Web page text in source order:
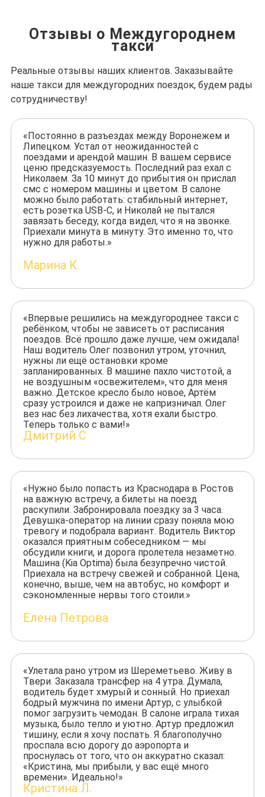
Отзывы о Междугороднем
такси
Реальные отзывы наших клиентов. Заказывайте
наше такси для междугородних поездок, будем рады
сотрудничеству!
«Постоянно в разъездах между Воронежем и
Липецком. Устал от неожиданностей с
поездами и арендой машин. В вашем сервисе
ценю предсказуемость. Последний раз ехал с
Николаем. За 10 минут до прибытия он прислал
смс с номером машины и цветом. В салоне
можно было работать: стабильный интернет,
есть розетка USB-C, и Николай не пытался
завязать беседу, когда видел, что я на звонке.
Приехали минута в минуту. Это именно то, что
нужно для работы.»
Марина К.
«Впервые решились на междугороднее такси с
ребёнком, чтобы не зависеть от расписания
поездов. Всё прошло даже лучше, чем ожидала!
Наш водитель Олег позвонил утром, уточнил,
нужны ли ещё остановки кроме
запланированных. В машине пахло чистотой, а
не воздушным «освежителем», что для меня
важно. Детское кресло было новое, Артём
сразу устроился и даже не капризничал. Олег
вез нас без лихачества, хотя ехали быстро.
Теперь только с вами!»
Дмитрий С
«Нужно было попасть из Краснодара в Ростов
на важную встречу, а билеты на поезд
раскупили. Забронировала поездку за 3 часа.
Девушка-оператор на линии сразу поняла мою
тревогу и подобрала вариант. Водитель Виктор
оказался приятным собеседником — мы
обсудили книги, и дорога пролетела незаметно.
Машина (Kia Optima) была безупречно чистой.
Приехала на встречу свежей и собранной. Цена,
конечно, выше, чем на автобус, но комфорт и
сэкономленные нервы того стоили.»
Елена Петрова
«Улетала рано утром из Шереметьево. Живу в
Твери. Заказала трансфер на 4 утра. Думала,
водитель будет хмурый и сонный. Но приехал
бодрый мужчина по имени Артур, с улыбкой
помог загрузить чемодан. В салоне играла тихая
музыка, было тепло и уютно. Артур предложил
тишину, если я хочу поспать. Я благополучно
проспала всю дорогу до аэропорта и
проснулась от того, что он аккуратно сказал:
«Кристина, мы прибыли, у вас ещё много
времени». Идеально!»
Кристина Л.